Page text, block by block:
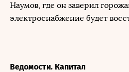
Наумов, где он заверил
электроснабжение будет
Ведомости. Капитал